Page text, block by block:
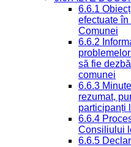
6.6.1
efectuate în
Comunei
6.6.2
să fie
comunei
6.6.3
rezumat,
participanți
6.6.4
Consiliului
6.6.5